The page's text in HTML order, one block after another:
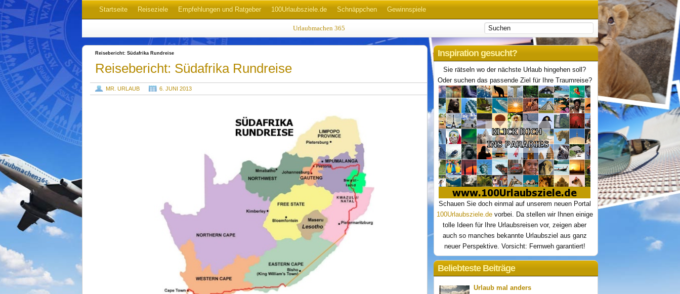
Startseite Reiseziele Empfehlungen und Ratgeber 100Urlaubsziele.de Schnäppchen Gewinnspiele
Urlaubmachen 365
Reisebericht: Südafrika Rundreise
Reisebericht: Südafrika Rundreise
MR. URLAUB 6. JUNI 2013
Inspiration gesucht?
Sie rätseln wo der nächste Urlaub hingehen soll?
Oder suchen das passende Ziel für Ihre Traumreise?
Schauen Sie doch einmal auf unserem neuen Portal
100Urlaubsziele.devorbei. Da stellen wir Ihnen einige
tolle Ideen für Ihre Urlaubsreisen vor, zeigen aber
auch so manches bekannte Urlaubsziel aus ganz
neuer Perspektive. Vorsicht: Fernweh garantiert!
Beliebteste Beiträge
Urlaub mal anders